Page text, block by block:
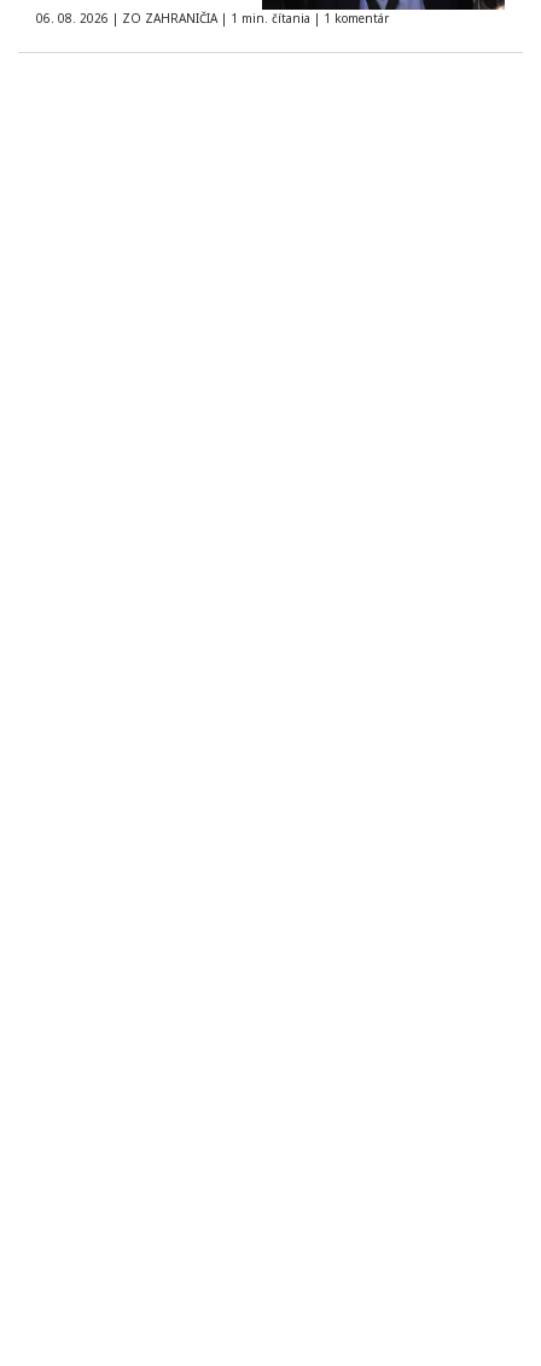
06. 08. 2026 | ZO ZAHRANIČIA | 1 min. čítania | 1 komentár